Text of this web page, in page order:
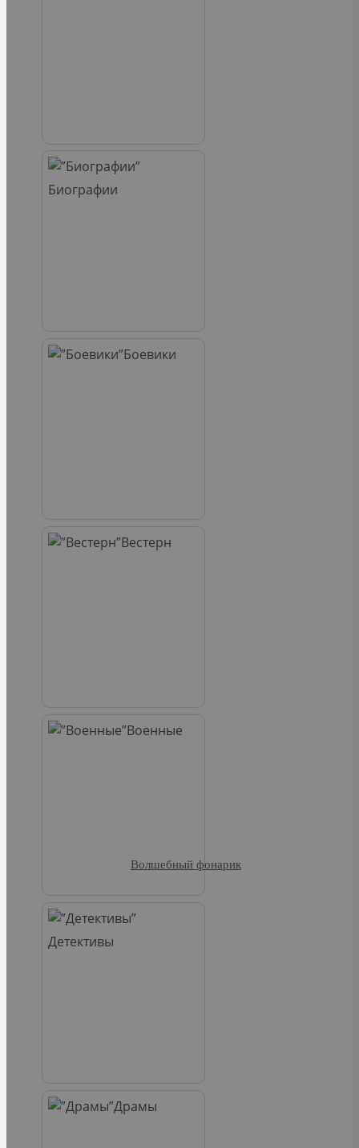
Биографии
Боевики
Вестерн
Военные
Детективы
Драмы
Волшебный фонарик